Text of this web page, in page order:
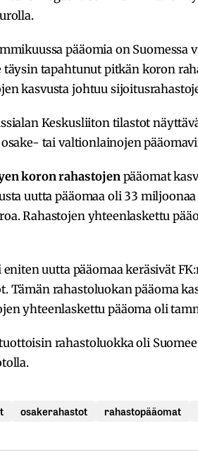
pääomia on
täysin tapahtunut pitkän koron
kasvusta johtuu
Keskusliiton tilastot
tai valtionlainojen
koron rahastojenpääomat
uutta pääomaa oli 33
Rahastojen yhteenlaskettu
eniten uutta pääomaa keräsivät
Tämän rahastoluokan pääoma
yhteenlaskettu pääoma oli
rahastoluokka oli
osakerahastot rahastopääomat